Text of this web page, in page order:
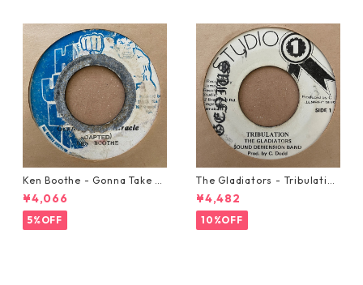
Ken Boothe - Gonna Take A
Miracle【7-21362】
¥4,066
5%OFF
The Gladiators - Tribulation
【7-21365】
¥4,482
10%OFF